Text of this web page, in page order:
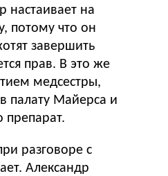
настаивает на
потому что он
завершить
прав. В это же
медсестры,
палату Майерса и
препарат.
разговоре с
Александр